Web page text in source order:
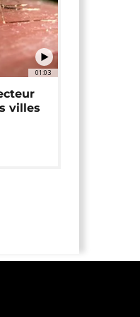
01:03
villes